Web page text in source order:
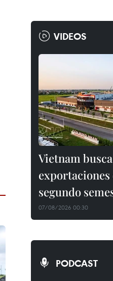
VIDEOS
Vietnam
exportaciones
segundo
07/08/2026 00:30
PODCAST